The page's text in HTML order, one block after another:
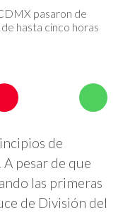
pasaron de
hasta cinco horas
de
pesar de que
las primeras
de División del